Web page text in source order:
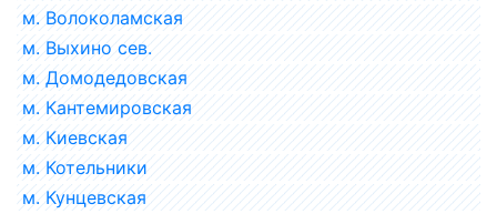
м. Волоколамская
м. Выхино сев.
м. Домодедовская
м. Кантемировская
м. Киевская
м. Котельники
м. Кунцевская